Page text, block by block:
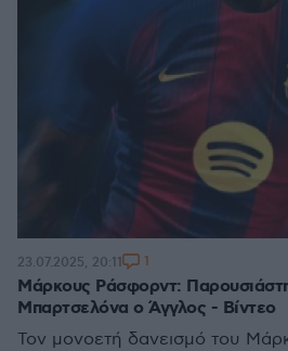
Μάρκους Ράσφορντ:
Μπαρτσελόνα ο Άγγλος - Βίντεο
Τον μονοετή δανεισμό του
23.07.2025, 20:11 1